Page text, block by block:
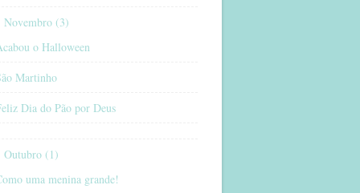
Novembro (3)
o Halloween
Martinho
Dia do Pão por Deus
Outubro (1)
uma menina grande!